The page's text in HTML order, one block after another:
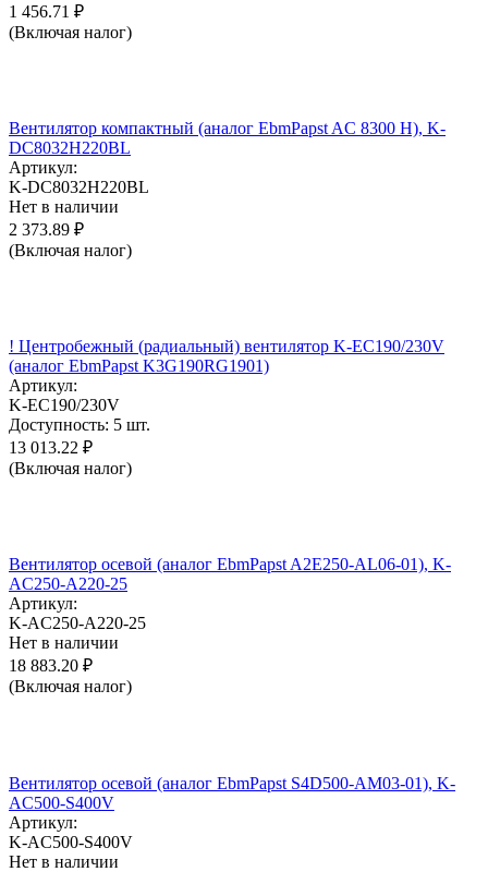
1 456.71 ₽
(Включая налог)
Вентилятор компактный (аналог EbmPapst AC 8300 H), K-
DC8032H220BL
Артикул:
K-DC8032H220BL
Нет в наличии
2 373.89 ₽
(Включая налог)
! Центробежный (радиальный) вентилятор K-EC190/230V
(аналог EbmPapst K3G190RG1901)
Артикул:
K-EC190/230V
Доступность: 5 шт.
13 013.22 ₽
(Включая налог)
Вентилятор осевой (аналог EbmPapst A2E250-AL06-01), K-
AC250-A220-25
Артикул:
K-AC250-A220-25
Нет в наличии
18 883.20 ₽
(Включая налог)
Вентилятор осевой (аналог EbmPapst S4D500-AM03-01), K-
AC500-S400V
Артикул:
K-AC500-S400V
Нет в наличии